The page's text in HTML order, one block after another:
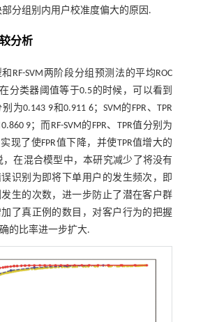
部分组别内用户校准度偏大的原因.
分析
RF-SVM两阶段分组预测法的平均ROC
分类器阈值等于0.5的时候，可以看到
别为0.143 9和0.911 6；SVM的FPR、TPR
9；而RF-SVM的FPR、TPR值分别为
现了使FPR值下降，并使TPR值增大的
在混合模型中，本研究减少了将没有
误识别为即将下单用户的发生频次，即
生的次数，进一步防止了潜在客户群
了真正例的数目，对客户行为的把握
的比率进一步扩大.